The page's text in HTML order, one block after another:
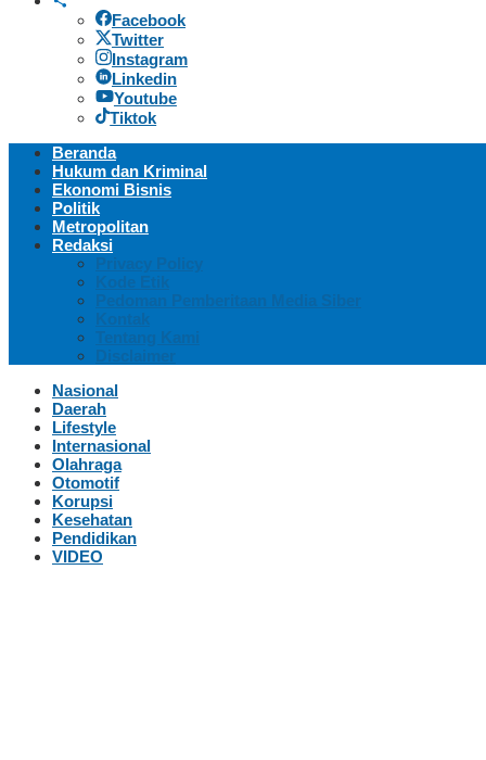
Facebook
Twitter
Instagram
Linkedin
Youtube
Tiktok
Beranda
Hukum dan Kriminal
Ekonomi Bisnis
Politik
Metropolitan
Redaksi
Privacy Policy
Kode Etik
Pedoman Pemberitaan Media Siber
Kontak
Tentang Kami
Disclaimer
Nasional
Daerah
Lifestyle
Internasional
Olahraga
Otomotif
Korupsi
Kesehatan
Pendidikan
VIDEO